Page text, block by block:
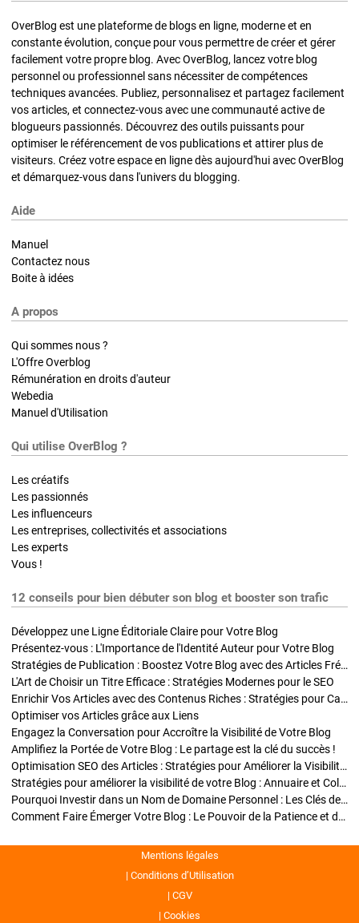
OverBlog est une plateforme de blogs en ligne, moderne et en
constante évolution, conçue pour vous permettre de créer et gérer
facilement votre propre blog. Avec OverBlog, lancez votre blog
personnel ou professionnel sans nécessiter de compétences
techniques avancées. Publiez, personnalisez et partagez facilement
vos articles, et connectez-vous avec une communauté active de
blogueurs passionnés. Découvrez des outils puissants pour
optimiser le référencement de vos publications et attirer plus de
visiteurs. Créez votre espace en ligne dès aujourd'hui avec OverBlog
et démarquez-vous dans l'univers du blogging.
Aide
Manuel
Contactez nous
Boite à idées
A propos
Qui sommes nous ?
L'Offre Overblog
Rémunération en droits d'auteur
Webedia
Manuel d'Utilisation
Qui utilise OverBlog ?
Les créatifs
Les passionnés
Les influenceurs
Les entreprises, collectivités et associations
Les experts
Vous !
12 conseils pour bien débuter son blog et booster son trafic
Développez une Ligne Éditoriale Claire pour Votre Blog
Présentez-vous : L'Importance de l'Identité Auteur pour Votre Blog
Stratégies de Publication : Boostez Votre Blog avec des Articles Fréquents et Exclusifs
L'Art de Choisir un Titre Efficace : Stratégies Modernes pour le SEO
Enrichir Vos Articles avec des Contenus Riches : Stratégies pour Captiver et Optimiser
Optimiser vos Articles grâce aux Liens
Engagez la Conversation pour Accroître la Visibilité de Votre Blog
Amplifiez la Portée de Votre Blog : Le partage est la clé du succès !
Optimisation SEO des Articles : Stratégies pour Améliorer la Visibilité de Votre Blog
Stratégies pour améliorer la visibilité de votre Blog : Annuaire et Collaborations
Pourquoi Investir dans un Nom de Domaine Personnel : Les Clés de la Réussite de Votre Blog
Comment Faire Émerger Votre Blog : Le Pouvoir de la Patience et de la Persévérance
Mentions légales
Conditions d’Utilisation
CGV
Cookies